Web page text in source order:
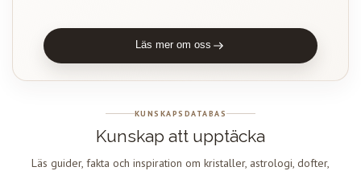
Läs mer om oss
KUNSKAPSDATABAS
Kunskap att upptäcka
Läs guider, fakta och inspiration om kristaller, astrologi, dofter,